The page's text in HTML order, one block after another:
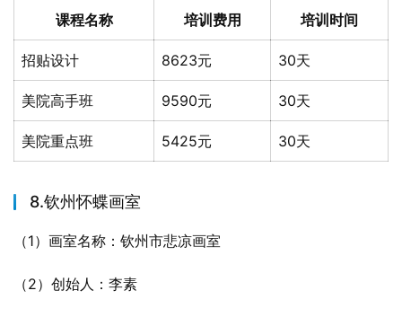
课程名称 培训费用 培训时间
招贴设计 8623元 30天
美院高手班 9590元 30天
美院重点班 5425元 30天
8.钦州怀蝶画室
（1）画室名称：钦州市悲凉画室
（2）创始人：李素